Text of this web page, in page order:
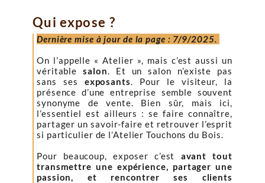
Qui expose ?
Dernière mise à jour de la page : 7/9/2025.
On l’appelle « Atelier », mais c’est aussi un
véritablesalon. Et un salon n’existe pas
sans ses exposants. Pour le visiteur, la
présence d’une entreprise semble souvent
synonyme de vente. Bien sûr, mais ici,
l’essentiel est ailleurs : se faire connaître,
partager un savoir-faire et retrouver l’esprit
si particulier de l’Atelier Touchons du Bois.
Pour beaucoup, exposer c’est avant tout
transmettre une expérience, partager une
passion, et rencontrer ses clients